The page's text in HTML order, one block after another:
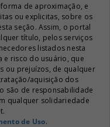
de aproximação, e
ou explicitas, sobre os
seção. Assim, o portal
título, pelos serviços
listados nesta
e risco do usuário, que
ou prejuízos, de qualquer
aquisição dos
são de responsabilidade
qualquer solidariedade
de Uso.